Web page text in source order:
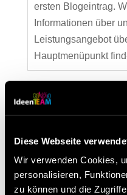
Diese Webseite
Wir verwenden Cookies,
personalisieren,
zu können und die
ersten Blogeintrag.
Informationen über
Leistungsangebot
Hauptmenüpunkt
Neueste Beiträge
von 11. – 13. März
Digitalisierung von
Unser